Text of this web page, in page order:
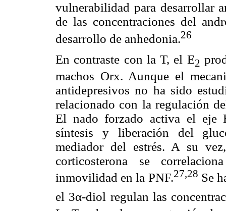
vulnerabilidad para desarrollar
de las concentraciones del
desarrollo de anhedonia.26
En contraste con la T, el E2
machos Orx. Aunque el
antidepresivos no ha sido
relacionado con la regulación
El nado forzado activa el eje
síntesis y liberación del
mediador del estrés. A su
corticosterona se
inmovilidad en la PNF.27,28 Se
el 3α-diol regulan las